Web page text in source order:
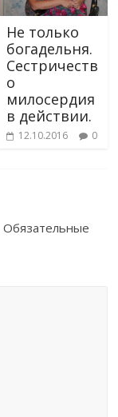
Не только
богадельня.
Сестричеств
о
милосердия
в действии.
12.10.2016 0
Обязательные